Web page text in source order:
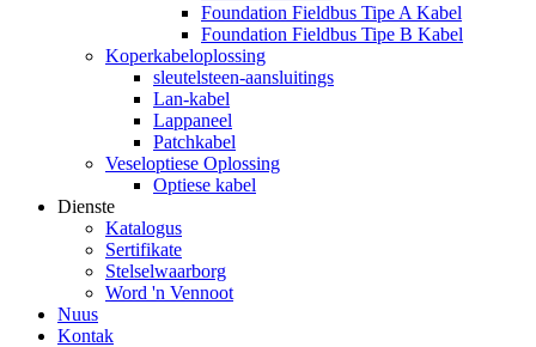
Foundation Fieldbus Tipe A Kabel
Foundation Fieldbus Tipe B Kabel
Koperkabeloplossing
sleutelsteen-aansluitings
Lan-kabel
Lappaneel
Patchkabel
Veseloptiese Oplossing
Optiese kabel
Dienste
Katalogus
Sertifikate
Stelselwaarborg
Word 'n Vennoot
Nuus
Kontak